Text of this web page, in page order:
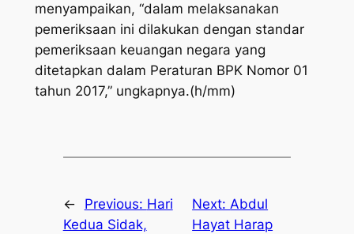
menyampaikan, “dalam melaksanakan
pemeriksaan ini dilakukan dengan standar
pemeriksaan keuangan negara yang
ditetapkan dalam Peraturan BPK Nomor 01
tahun 2017,” ungkapnya.(h/mm)
← Previous: Hari
Kedua Sidak,
Next:Abdul
Hayat Harap